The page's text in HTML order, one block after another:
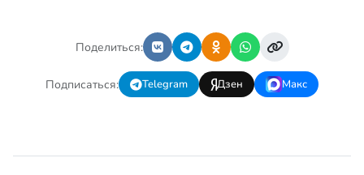
Поделиться:
Подписаться: Telegram Дзен Макс